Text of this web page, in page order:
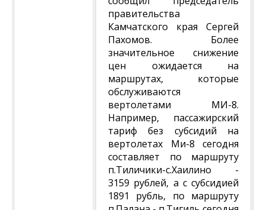
правительства
Камчатского края Сергей
Пахомов. Более
значительное снижение
цен ожидается на
маршрутах, которые
обслуживаются
вертолетами МИ-8.
Например, пассажирский
тариф без субсидий на
вертолетах Ми-8 сегодня
составляет по маршруту
п.Тиличики-с.Хаилино -
3159 рублей, а с субсидией
1891 рубль, по маршруту